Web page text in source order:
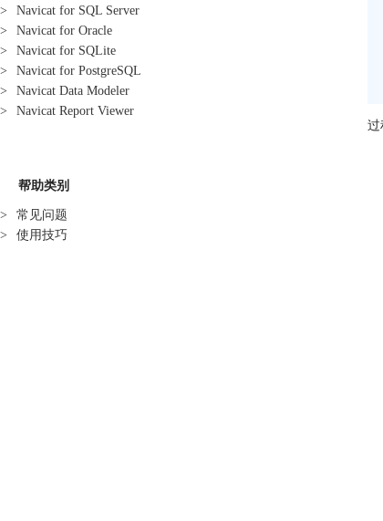
>
Navicat for SQL Server
>
Navicat for Oracle
>
Navicat for SQLite
>
Navicat for PostgreSQL
>
Navicat Data Modeler
>
Navicat Report Viewer
帮助类别
>
常见问题
>
使用技巧
过